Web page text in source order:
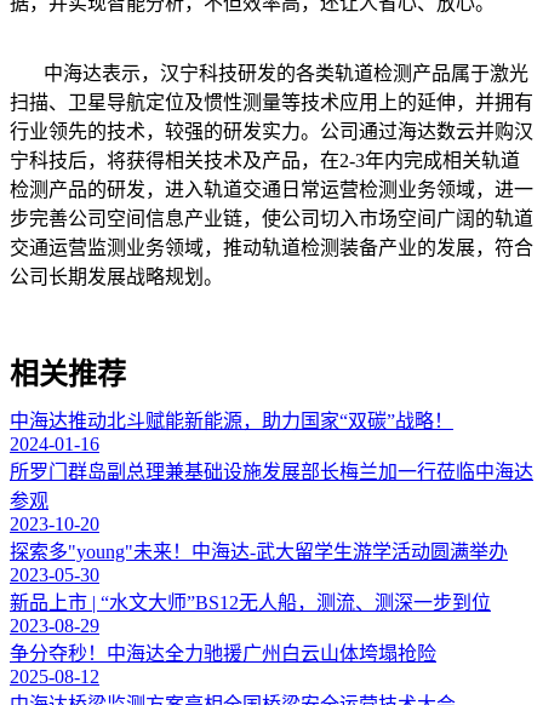
中海达表示，汉宁科技研发的各类轨道检测产品属于激光
扫描、卫星导航定位及惯性测量等技术应用上的延伸，并拥有
行业领先的技术，较强的研发实力。公司通过海达数云并购汉
宁科技后，将获得相关技术及产品，在2-3年内完成相关轨道
检测产品的研发，进入轨道交通日常运营检测业务领域，进一
步完善公司空间信息产业链，使公司切入市场空间广阔的轨道
交通运营监测业务领域，推动轨道检测装备产业的发展，符合
公司长期发展战略规划。
相关推荐
中海达推动北斗赋能新能源，助力国家“双碳”战略！
2024-01-16
所罗门群岛副总理兼基础设施发展部长梅兰加一行莅临中海达
参观
2023-10-20
探索多"young"未来！中海达-武大留学生游学活动圆满举办
2023-05-30
新品上市 | “水文大师”BS12无人船，测流、测深一步到位
2023-08-29
争分夺秒！中海达全力驰援广州白云山体垮塌抢险
2025-08-12